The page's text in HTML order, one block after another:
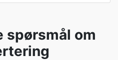
spørsmål om